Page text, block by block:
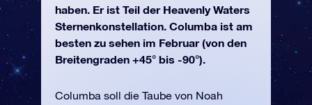
haben. Er ist Teil der Heavenly Waters
Sternenkonstellation. Columba ist am
besten zu sehen im Februar (von den
Breitengraden +45° bis -90°).
Columba soll die Taube von Noah